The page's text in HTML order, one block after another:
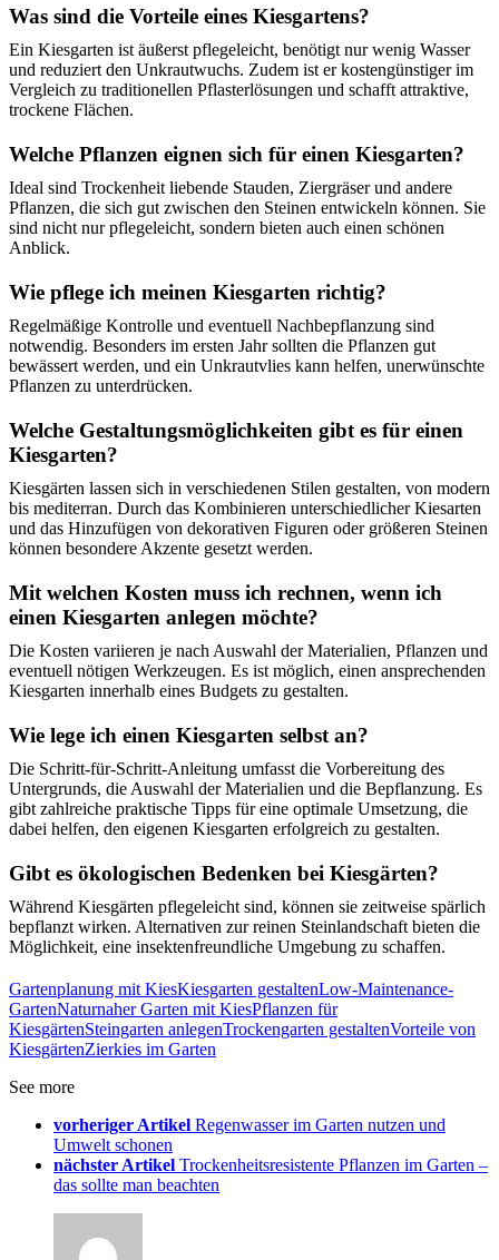
Was sind die Vorteile eines Kiesgartens?
Ein Kiesgarten ist äußerst pflegeleicht, benötigt nur wenig Wasser
und reduziert den Unkrautwuchs. Zudem ist er kostengünstiger im
Vergleich zu traditionellen Pflasterlösungen und schafft attraktive,
trockene Flächen.
Welche Pflanzen eignen sich für einen Kiesgarten?
Ideal sind Trockenheit liebende Stauden, Ziergräser und andere
Pflanzen, die sich gut zwischen den Steinen entwickeln können. Sie
sind nicht nur pflegeleicht, sondern bieten auch einen schönen
Anblick.
Wie pflege ich meinen Kiesgarten richtig?
Regelmäßige Kontrolle und eventuell Nachbepflanzung sind
notwendig. Besonders im ersten Jahr sollten die Pflanzen gut
bewässert werden, und ein Unkrautvlies kann helfen, unerwünschte
Pflanzen zu unterdrücken.
Welche Gestaltungsmöglichkeiten gibt es für einen
Kiesgarten?
Kiesgärten lassen sich in verschiedenen Stilen gestalten, von modern
bis mediterran. Durch das Kombinieren unterschiedlicher Kiesarten
und das Hinzufügen von dekorativen Figuren oder größeren Steinen
können besondere Akzente gesetzt werden.
Mit welchen Kosten muss ich rechnen, wenn ich
einen Kiesgarten anlegen möchte?
Die Kosten variieren je nach Auswahl der Materialien, Pflanzen und
eventuell nötigen Werkzeugen. Es ist möglich, einen ansprechenden
Kiesgarten innerhalb eines Budgets zu gestalten.
Wie lege ich einen Kiesgarten selbst an?
Die Schritt-für-Schritt-Anleitung umfasst die Vorbereitung des
Untergrunds, die Auswahl der Materialien und die Bepflanzung. Es
gibt zahlreiche praktische Tipps für eine optimale Umsetzung, die
dabei helfen, den eigenen Kiesgarten erfolgreich zu gestalten.
Gibt es ökologischen Bedenken bei Kiesgärten?
Während Kiesgärten pflegeleicht sind, können sie zeitweise spärlich
bepflanzt wirken. Alternativen zur reinen Steinlandschaft bieten die
Möglichkeit, eine insektenfreundliche Umgebung zu schaffen.
Gartenplanung mit KiesKiesgarten gestaltenLow-Maintenance-
GartenNaturnaher Garten mit KiesPflanzen für
KiesgärtenSteingarten anlegenTrockengarten gestaltenVorteile von
KiesgärtenZierkies im Garten
See more
vorheriger Artikel Regenwasser im Garten nutzen und
Umwelt schonen
nächster Artikel Trockenheitsresistente Pflanzen im Garten –
das sollte man beachten